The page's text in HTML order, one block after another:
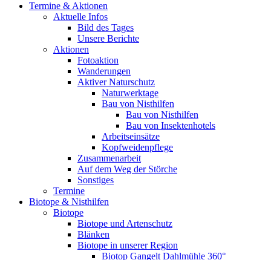
Termine & Aktionen
Aktuelle Infos
Bild des Tages
Unsere Berichte
Aktionen
Fotoaktion
Wanderungen
Aktiver Naturschutz
Naturwerktage
Bau von Nisthilfen
Bau von Nisthilfen
Bau von Insektenhotels
Arbeitseinsätze
Kopfweidenpflege
Zusammenarbeit
Auf dem Weg der Störche
Sonstiges
Termine
Biotope & Nisthilfen
Biotope
Biotope und Artenschutz
Blänken
Biotope in unserer Region
Biotop Gangelt Dahlmühle 360°